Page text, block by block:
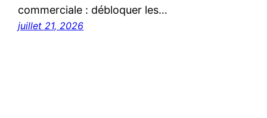
commerciale : débloquer les…
juillet 21, 2026